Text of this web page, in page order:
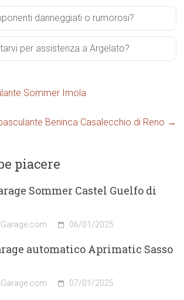
danneggiati o rumorosi?
per assistenza a Argelato?
Sommer Imola
Beninca Casalecchio di Reno →
piacere
Sommer Castel Guelfo di
06/01/2025
automatico Aprimatic Sasso
07/01/2025